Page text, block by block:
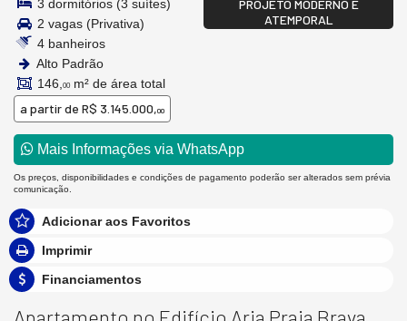
PROJETO MODERNO E
ATEMPORAL
3 dormitórios (3 suítes)
2 vagas (Privativa)
4 banheiros
Alto Padrão
146, 00 m² de área total
a partir de R$ 3.145.000,00
Mais Informações via WhatsApp
Os preços, disponibilidades e condições de pagamento poderão ser alterados sem prévia
comunicação.
Adicionar aos Favoritos
Imprimir
Financiamentos